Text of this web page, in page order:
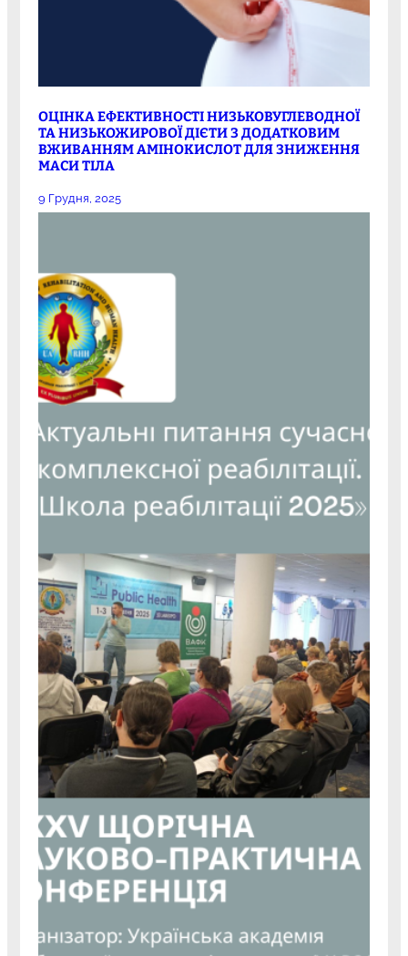
ОЦІНКА ЕФЕКТИВНОСТІ НИЗЬКОВУГЛЕВОДНОЇ
ТА НИЗЬКОЖИРОВОЇ ДІЄТИ З ДОДАТКОВИМ
ВЖИВАННЯМ АМІНОКИСЛОТ ДЛЯ ЗНИЖЕННЯ
МАСИ ТІЛА
9 Грудня, 2025